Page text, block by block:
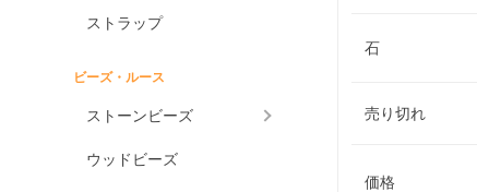
ストラップ
ビーズ・ルース
ストーンビーズ
ウッドビーズ
石
売り切れ
価格